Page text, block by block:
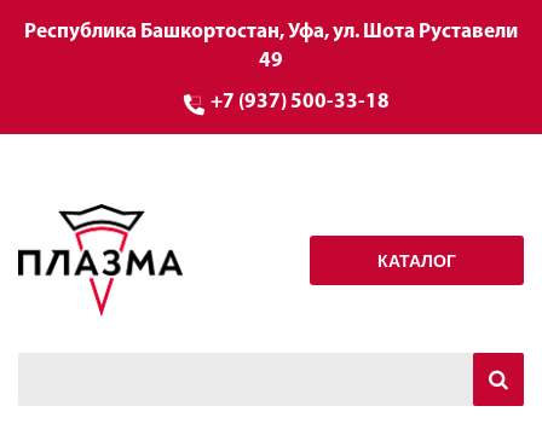
Республика Башкортостан, Уфа, ул. Шота Руставели
49
+7 (937) 500-33-18
КАТАЛОГ